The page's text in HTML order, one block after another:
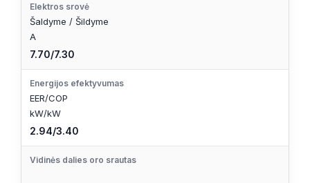
Elektros srovė
Šaldyme / Šildyme
A
7.70/7.30
Energijos efektyvumas
EER/COP
kW/kW
2.94/3.40
Vidinės dalies oro srautas